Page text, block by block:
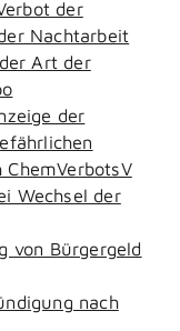
der
Nachtarbeit
Art der
der
Wechsel der
von Bürgergeld
nach